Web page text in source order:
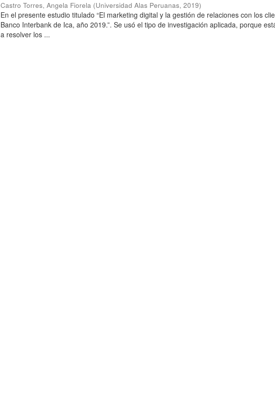
Castro Torres, Angela Fiorela (Universidad Alas Peruanas,2019)
En el presente estudio titulado “El marketing digital y la gestión de relaciones con los
Banco Interbank de Ica, año 2019.”. Se usó el tipo de investigación aplicada, porque
a resolver los ...